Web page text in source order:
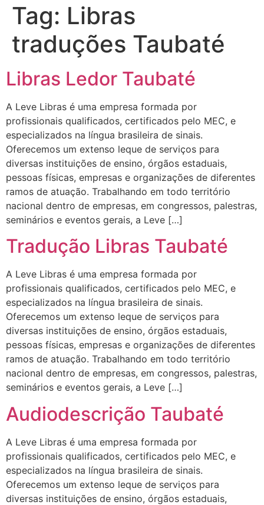
Tag: Libras
traduções Taubaté
Libras Ledor Taubaté
A Leve Libras é uma empresa formada por
profissionais qualificados, certificados pelo MEC, e
especializados na língua brasileira de sinais.
Oferecemos um extenso leque de serviços para
diversas instituições de ensino, órgãos estaduais,
pessoas físicas, empresas e organizações de diferentes
ramos de atuação. Trabalhando em todo território
nacional dentro de empresas, em congressos, palestras,
seminários e eventos gerais, a Leve […]
Tradução Libras Taubaté
A Leve Libras é uma empresa formada por
profissionais qualificados, certificados pelo MEC, e
especializados na língua brasileira de sinais.
Oferecemos um extenso leque de serviços para
diversas instituições de ensino, órgãos estaduais,
pessoas físicas, empresas e organizações de diferentes
ramos de atuação. Trabalhando em todo território
nacional dentro de empresas, em congressos, palestras,
seminários e eventos gerais, a Leve […]
Audiodescrição Taubaté
A Leve Libras é uma empresa formada por
profissionais qualificados, certificados pelo MEC, e
especializados na língua brasileira de sinais.
Oferecemos um extenso leque de serviços para
diversas instituições de ensino, órgãos estaduais,